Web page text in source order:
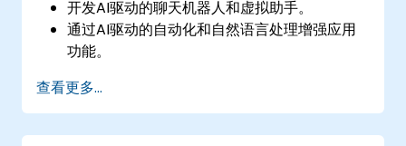
开发AI驱动的聊天机器人和虚拟助手。
通过AI驱动的自动化和自然语言处理增强应用
功能。
查看更多...